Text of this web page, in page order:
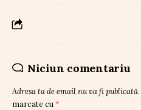
Niciun comentariu
Adresa ta de email nu va fi publicată.
marcate cu *